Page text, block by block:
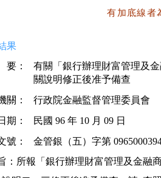
有加底線者
果
：
有關「銀行辦理財富管理及
關說明修正後准予備查
關：
行政院金融監督管理委員會
期：
民國 96 年 10 月 09 日
號：
金管銀（五）字第
：所報「銀行辦理財富管理及金融